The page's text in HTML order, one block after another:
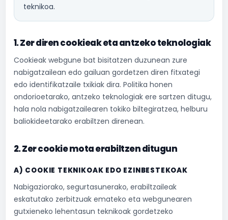
teknikoa.
1. Zer diren cookieak eta antzeko teknologiak
Cookieak webgune bat bisitatzen duzunean zure
nabigatzailean edo gailuan gordetzen diren fitxategi
edo identifikatzaile txikiak dira. Politika honen
ondorioetarako, antzeko teknologiak ere sartzen ditugu,
hala nola nabigatzailearen tokiko biltegiratzea, helburu
baliokideetarako erabiltzen direnean.
2. Zer cookie mota erabiltzen ditugun
A) COOKIE TEKNIKOAK EDO EZINBESTEKOAK
Nabigaziorako, segurtasunerako, erabiltzaileak
eskatutako zerbitzuak emateko eta webgunearen
gutxieneko lehentasun teknikoak gordetzeko